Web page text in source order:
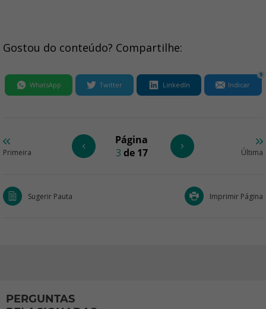
Gostou do conteúdo? Compartilhe:
WhatsApp Twitter LinkedIn Indicar
9
Primeira
Página
3 de 17 Última
Sugerir Pauta Imprimir Página
PERGUNTAS